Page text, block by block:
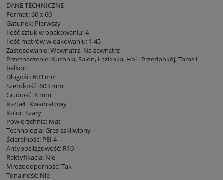
DANE TECHNICZNE
Format: 60 x 60
Gatunek: Pierwszy
Ilość sztuk w opakowaniu: 4
Ilość metrów w oakowaniu: 1,45
Zastosowanie: Wewnątrz, Na zewnątrz
Przeznaczenie: Kuchnia, Salon, Łazienka, Hol i Przedpokój, Taras i
balkon
Długość: 603 mm
Szerokość: 603 mm
Grubość: 8 mm
Kształt: Kwadratowy
Kolor: Szary
Powierzchnia: Mat
Technologia: Gres szkliwiony
Ścieralność: PEI 4
Antypoślizgowość: R10
Rektyfikacja: Nie
Mrozoodporność: Tak
Tonalność: Nie